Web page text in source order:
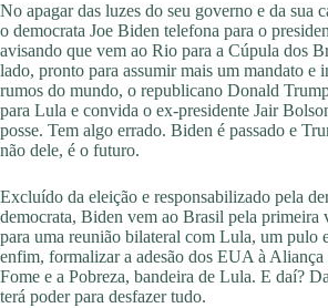
No apagar das luzes do seu governo e da sua
o democrata Joe Biden telefona para o
avisando que vem ao Rio para a Cúpula dos
lado, pronto para assumir mais um mandato e
rumos do mundo, o republicano Donald
para Lula e convida o ex-presidente Jair
posse. Tem algo errado. Biden é passado e
não dele, é o futuro.
Excluído da eleição e responsabilizado pela
democrata, Biden vem ao Brasil pela primeira
para uma reunião bilateral com Lula, um pulo
enfim, formalizar a adesão dos EUA à
Fome e a Pobreza, bandeira de Lula. E daí?
terá poder para desfazer tudo.